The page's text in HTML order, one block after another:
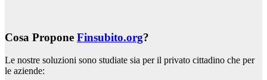
Cosa Propone Finsubito.org?
Le nostre soluzioni sono studiate sia per il privato cittadino che per
le aziende: